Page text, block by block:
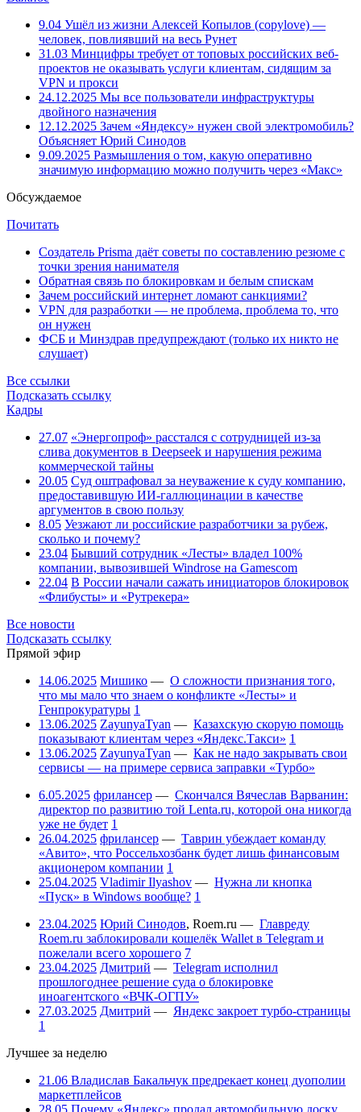
9.04 Ушёл из жизни Алексей Копылов (copylove) —
человек, повлиявший на весь Рунет
31.03 Минцифры требует от топовых российских веб-
проектов не оказывать услуги клиентам, сидящим за
VPN и прокси
24.12.2025 Мы все пользователи инфраструктуры
двойного назначения
12.12.2025 Зачем «Яндексу» нужен свой электромобиль?
Объясняет Юрий Синодов
9.09.2025 Размышления о том, какую оперативно
значимую информацию можно получить через «Макс»
Обсуждаемое
Почитать
Создатель Prisma даёт советы по составлению резюме с
точки зрения нанимателя
Обратная связь по блокировкам и белым спискам
Зачем российский интернет ломают санкциями?
VPN для разработки — не проблема, проблема то, что
он нужен
ФСБ и Минздрав предупреждают (только их никто не
слушает)
Все ссылки
Подсказать ссылку
Кадры
27.07 «Энергопроф» расстался с сотрудницей из-за
слива документов в Deepseek и нарушения режима
коммерческой тайны
20.05 Суд оштрафовал за неуважение к суду компанию,
предоставившую ИИ-галлюцинации в качестве
аргументов в свою пользу
8.05 Уезжают ли российские разработчики за рубеж,
сколько и почему?
23.04 Бывший сотрудник «Лесты» владел 100%
компании, вывозившей Windrose на Gamescom
22.04 В России начали сажать инициаторов блокировок
«Флибусты» и «Рутрекера»
Все новости
Подсказать ссылку
Прямой эфир
14.06.2025 Мишико — О сложности признания того,
что мы мало что знаем о конфликте «Лесты» и
Генпрокуратуры 1
13.06.2025 ZayunyaTyan — Казахскую скорую помощь
показывают клиентам через «Яндекс.Такси» 1
13.06.2025 ZayunyaTyan — Как не надо закрывать свои
сервисы — на примере сервиса заправки «Турбо»
6.05.2025 фрилансер — Скончался Вячеслав Варванин:
директор по развитию той Lenta.ru, которой она никогда
уже не будет 1
26.04.2025 фрилансер — Таврин убеждает команду
«Авито», что Россельхозбанк будет лишь финансовым
акционером компании 1
25.04.2025 Vladimir Ilyashov — Нужна ли кнопка
«Пуск» в Windows вообще? 1
23.04.2025 Юрий Синодов, Roem.ru — Главреду
Roem.ru заблокировали кошелёк Wallet в Telegram и
пожелали всего хорошего 7
23.04.2025 Дмитрий — Telegram исполнил
прошлогоднее решение суда о блокировке
иноагентского «ВЧК-ОГПУ»
27.03.2025 Дмитрий — Яндекс закроет турбо-страницы
1
Лучшее за неделю
21.06 Владислав Бакальчук предрекает конец дуополии
маркетплейсов